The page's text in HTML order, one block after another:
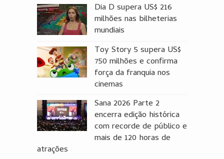
Dia D supera US$ 216
milhões nas bilheterias
mundiais
Toy Story 5 supera US$
750 milhões e confirma
força da franquia nos
cinemas
Sana 2026 Parte 2
encerra edição histórica
com recorde de público e
mais de 120 horas de
atrações